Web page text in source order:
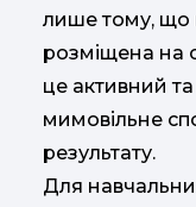
лише тому, що
розміщена на
це активний
мимовільне
результату.
Для